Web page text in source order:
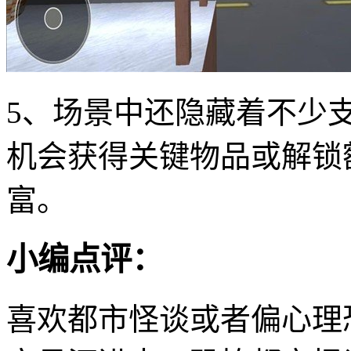
5、场景中还隐藏着不少
机会获得关键物品或解
富。
小编点评：
喜欢都市怪谈或者偏心